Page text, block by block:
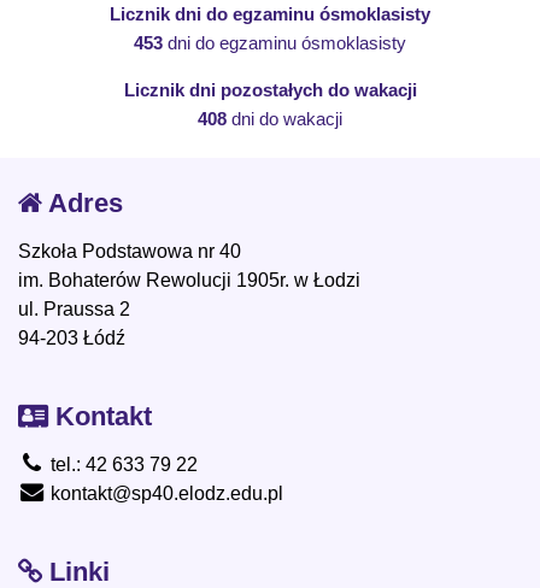
Licznik dni do egzaminu ósmoklasisty
453 dni do egzaminu ósmoklasisty
Licznik dni pozostałych do wakacji
408 dni do wakacji
Adres
Szkoła Podstawowa nr 40
im. Bohaterów Rewolucji 1905r. w Łodzi
ul. Praussa 2
94-203 Łódź
Kontakt
tel.: 42 633 79 22
kontakt@sp40.elodz.edu.pl
Linki